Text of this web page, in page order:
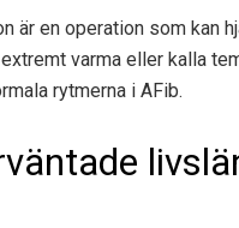
är en operation som kan
varma eller kalla
rytmerna i AFib.